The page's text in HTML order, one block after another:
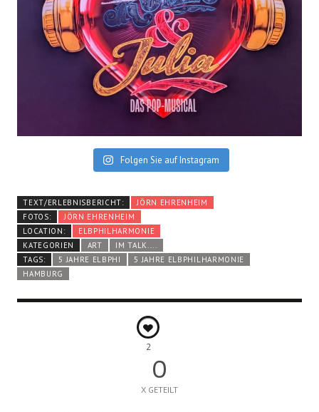
Folgen Sie auf Instagram
TEXT/ERLEBNISBERICHT:
JÖRN EHRENHEIM
FOTOS:
JÖRN EHRENHEIM
LOCATION:
ELBPHILHARMONIE
KATEGORIEN
ART
IM TALK....
TAGS:
5 JAHRE ELBPHI
5 JAHRE ELBPHILHARMONIE
HAMBURG
2
0
X GETEILT